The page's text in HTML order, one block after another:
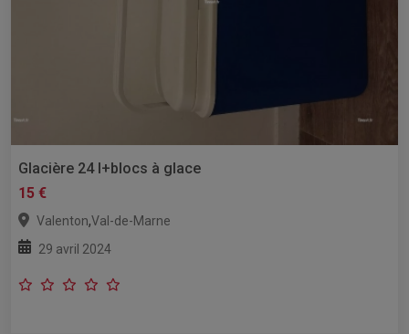
Glacière 24 l+blocs à glace
15 €
Valenton,Val-de-Marne
29 avril 2024